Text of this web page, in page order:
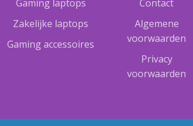
Gaming laptops
Zakelijke laptops
Gaming accessoires
Contact
Algemene
voorwaarden
Privacy
voorwaarden